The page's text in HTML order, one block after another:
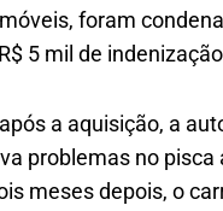
foram
5 mil de
a aquisição, a
problemas no
meses depois, o